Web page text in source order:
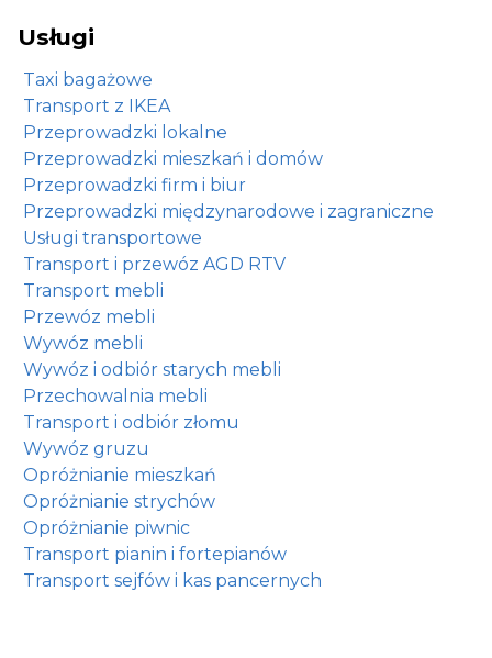
Usługi
Taxi bagażowe
Transport z IKEA
Przeprowadzki lokalne
Przeprowadzki mieszkań i domów
Przeprowadzki firm i biur
Przeprowadzki międzynarodowe i zagraniczne
Usługi transportowe
Transport i przewóz AGD RTV
Transport mebli
Przewóz mebli
Wywóz mebli
Wywóz i odbiór starych mebli
Przechowalnia mebli
Transport i odbiór złomu
Wywóz gruzu
Opróżnianie mieszkań
Opróżnianie strychów
Opróżnianie piwnic
Transport pianin i fortepianów
Transport sejfów i kas pancernych